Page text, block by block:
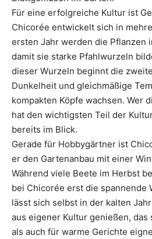
Für eine erfolgreiche Kultur ist
Chicorée entwickelt sich in
ersten Jahr werden die Pflanzen
damit sie starke Pfahlwurzeln
dieser Wurzeln beginnt die
Dunkelheit und gleichmäßige
kompakten Köpfe wachsen. Wer
hat den wichtigsten Teil der
bereits im Blick.
Gerade für Hobbygärtner ist
er den Gartenanbau mit einer
Während viele Beete im Herbst
bei Chicorée erst die spannende
lässt sich selbst in der kalten
aus eigener Kultur genießen, das
als auch für warme Gerichte